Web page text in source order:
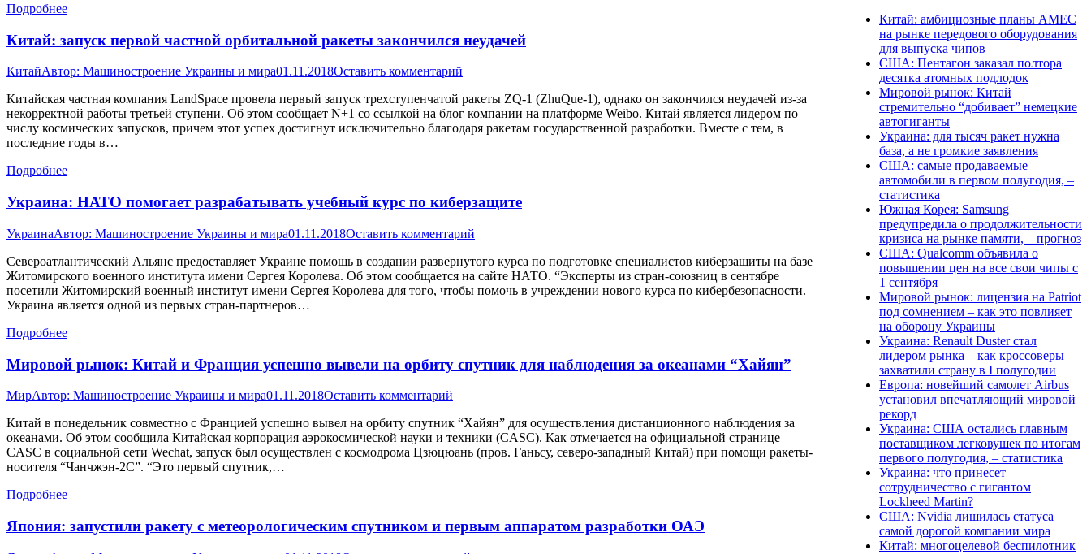
Подробнее
Китай: запуск первой частной орбитальной ракеты закончился неудачей
КитайАвтор: Машиностроение Украины и мира01.11.2018Оставить комментарий
Китайская частная компания LandSpace провела первый запуск трехступенчатой ракеты ZQ-1 (ZhuQue-1), однако он закончился неудачей из-за
некорректной работы третьей ступени. Об этом сообщает N+1 со ссылкой на блог компании на платформе Weibo. Китай является лидером по
числу космических запусков, причем этот успех достигнут исключительно благодаря ракетам государственной разработки. Вместе с тем, в
последние годы в…
Подробнее
Украина: НАТО помогает разрабатывать учебный курс по киберзащите
УкраинаАвтор: Машиностроение Украины и мира01.11.2018Оставить комментарий
Североатлантический Альянс предоставляет Украине помощь в создании развернутого курса по подготовке специалистов киберзащиты на базе
Житомирского военного института имени Сергея Королева. Об этом сообщается на сайте НАТО. “Эксперты из стран-союзниц в сентябре
посетили Житомирский военный институт имени Сергея Королева для того, чтобы помочь в учреждении нового курса по кибербезопасности.
Украина является одной из первых стран-партнеров…
Подробнее
Мировой рынок: Китай и Франция успешно вывели на орбиту спутник для наблюдения за океанами “Хайян”
МирАвтор: Машиностроение Украины и мира01.11.2018Оставить комментарий
Китай в понедельник совместно с Францией успешно вывел на орбиту спутник “Хайян” для осуществления дистанционного наблюдения за
океанами. Об этом сообщила Китайская корпорация аэрокосмической науки и техники (CASC). Как отмечается на официальной странице
CASC в социальной сети Wechat, запуск был осуществлен с космодрома Цзюцюань (пров. Ганьсу, северо-западный Китай) при помощи ракеты-
носителя “Чанчжэн-2С”. “Это первый спутник,…
Подробнее
Япония: запустили ракету с метеорологическим спутником и первым аппаратом разработки ОАЭ
Китай: амбициозные планы AMEC
на рынке передового оборудования
для выпуска чипов
США: Пентагон заказал полтора
десятка атомных подлодок
Мировой рынок: Китай
стремительно “добивает” немецкие
автогиганты
Украина: для тысяч ракет нужна
база, а не громкие заявления
США: самые продаваемые
автомобили в первом полугодия, –
статистика
Южная Корея: Samsung
предупредила о продолжительности
кризиса на рынке памяти, – прогноз
США: Qualcomm объявила о
повышении цен на все свои чипы с
1 сентября
Мировой рынок: лицензия на Patriot
под сомнением – как это повлияет
на оборону Украины
Украина: Renault Duster стал
лидером рынка – как кроссоверы
захватили страну в I полугодии
Европа: новейший самолет Airbus
установил впечатляющий мировой
рекорд
Украина: США остались главным
поставщиком легковушек по итогам
первого полугодия, – статистика
Украина: что принесет
сотрудничество с гигантом
Lockheed Martin?
США: Nvidia лишилась статуса
самой дорогой компании мира
Китай: многоцелевой беспилотник